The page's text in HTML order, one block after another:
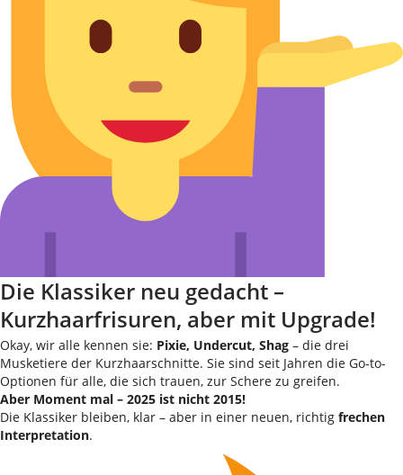
Die Klassiker neu gedacht –
Kurzhaarfrisuren, aber mit Upgrade!
Okay, wir alle kennen sie: Pixie, Undercut, Shag – die drei
Musketiere der Kurzhaarschnitte. Sie sind seit Jahren die Go-to-
Optionen für alle, die sich trauen, zur Schere zu greifen.
Aber Moment mal – 2025 ist nicht 2015!
Die Klassiker bleiben, klar – aber in einer neuen, richtig frechen
Interpretation.